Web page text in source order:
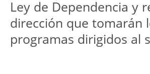
Ley de Dependencia y
dirección que tomarán
programas dirigidos al